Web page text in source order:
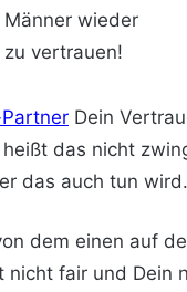
Dein
das nicht
das auch tun wird.
dem einen auf
nicht fair und Dein